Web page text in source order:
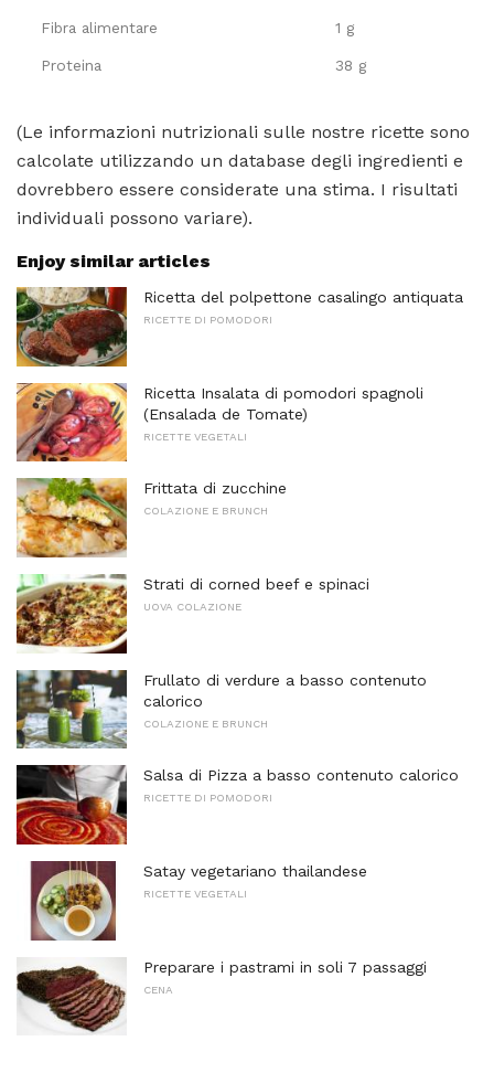
Fibra alimentare 1 g
Proteina 38 g
(Le informazioni nutrizionali sulle nostre ricette sono
calcolate utilizzando un database degli ingredienti e
dovrebbero essere considerate una stima. I risultati
individuali possono variare).
Enjoy similar articles
Ricetta del polpettone casalingo antiquata
RICETTE DI POMODORI
Ricetta Insalata di pomodori spagnoli
(Ensalada de Tomate)
RICETTE VEGETALI
Frittata di zucchine
COLAZIONE E BRUNCH
Strati di corned beef e spinaci
UOVA COLAZIONE
Frullato di verdure a basso contenuto
calorico
COLAZIONE E BRUNCH
Salsa di Pizza a basso contenuto calorico
RICETTE DI POMODORI
Satay vegetariano thailandese
RICETTE VEGETALI
Preparare i pastrami in soli 7 passaggi
CENA